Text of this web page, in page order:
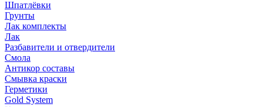
Шпатлёвки
Грунты
Лак комплекты
Лак
Разбавители и отвердители
Смола
Антикор составы
Смывка краски
Герметики
Gold System